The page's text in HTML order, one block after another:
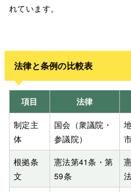
れています。
法律と条例の比較表
項目 法律
制定主
体
国会（衆議院・
参議院）
根拠条
文
憲法第41条・第
59条